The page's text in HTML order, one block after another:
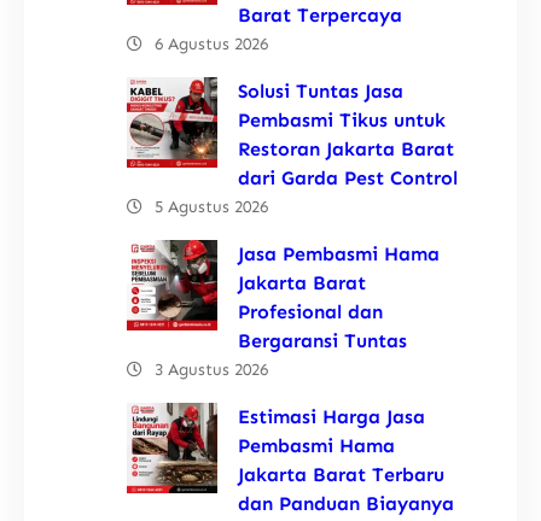
Barat Terpercaya
6 Agustus 2026
Solusi Tuntas Jasa
Pembasmi Tikus untuk
Restoran Jakarta Barat
dari Garda Pest Control
5 Agustus 2026
Jasa Pembasmi Hama
Jakarta Barat
Profesional dan
Bergaransi Tuntas
3 Agustus 2026
Estimasi Harga Jasa
Pembasmi Hama
Jakarta Barat Terbaru
dan Panduan Biayanya